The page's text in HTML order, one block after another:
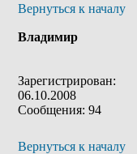
Вернуться к началу
Владимир
Зарегистрирован:
06.10.2008
Сообщения: 94
Вернуться к началу